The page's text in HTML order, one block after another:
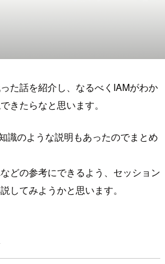
た話を紹介し、なるべくIAMがわか
きたらなと思います。
識のような説明もあったのでまとめ
どの参考にできるよう、セッション
してみようかと思います。